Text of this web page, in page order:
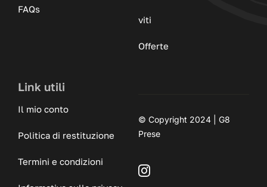
FAQs
viti
Offerte
Link utili
Il mio conto
Politica di restituzione
Termini e condizioni
© Copyright 2024 | G8
Prese